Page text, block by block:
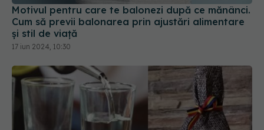
Motivul pentru care te balonezi după ce mănânci.
Cum să previi balonarea prin ajustări alimentare
și stil de viață
17 iun 2024, 10:30